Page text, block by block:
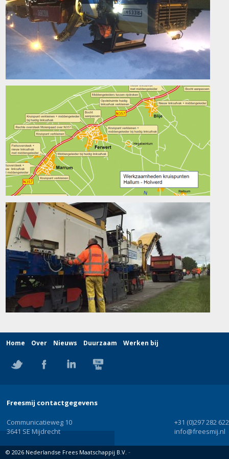
Home Over Nieuws Duurzaam Werken bij
Freesmij contactgegevens
Communicatieweg 10
3641 SE Mijdrecht
+31 (0)297 282 622
info@freesmij.nl
©2026 Nederlandse Frees Maatschappij B.V.-